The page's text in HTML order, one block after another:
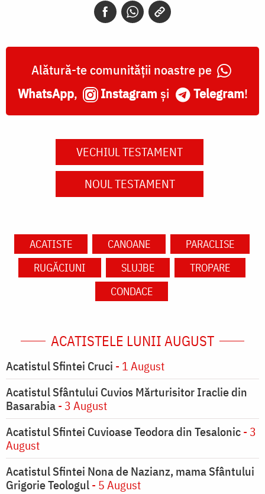
Alătură-te comunității noastre pe
WhatsApp, Instagram și Telegram!
VECHIUL TESTAMENT
NOUL TESTAMENT
ACATISTE CANOANE
PARACLISE
RUGĂCIUNI
SLUJBE
TROPARE
CONDACE
ACATISTELE LUNII AUGUST
Acatistul Sfintei Cruci - 1 August
Acatistul Sfântului Cuvios Mărturisitor Iraclie din
Basarabia- 3 August
Acatistul Sfintei Cuvioase Teodora din Tesalonic- 3
August
Acatistul Sfintei Nona de Nazianz, mama Sfântului
Grigorie Teologul- 5 August